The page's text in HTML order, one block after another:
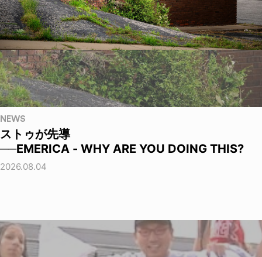
NEWS
ストゥが先導
──EMERICA - WHY ARE YOU DOING THIS?
2026.08.04